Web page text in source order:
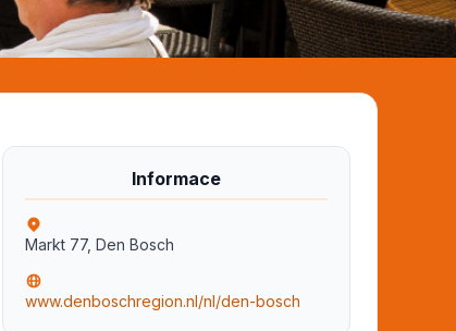
Informace
Markt 77, Den Bosch
www.denboschregion.nl/nl/den-bosch